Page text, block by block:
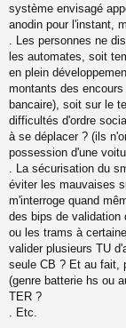
système envisagé
anodin pour l'instant,
. Les personnes ne
les automates, soit
en plein
montants des
bancaire), soit sur le
difficultés d'ordre
à se déplacer ? (ils
possession d'une
. La sécurisation du
éviter les mauvaises
m'interroge quand
des bips de validation
ou les trams à
valider plusieurs TU
seule CB ? Et au fait,
(genre batterie hs ou
TER ?
. Etc.